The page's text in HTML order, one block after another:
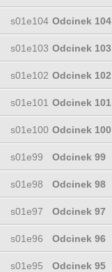
s01e104 Odcinek 104
s01e103 Odcinek 103
s01e102 Odcinek 102
s01e101 Odcinek 101
s01e100 Odcinek 100
s01e99 Odcinek 99
s01e98 Odcinek 98
s01e97 Odcinek 97
s01e96 Odcinek 96
s01e95 Odcinek 95